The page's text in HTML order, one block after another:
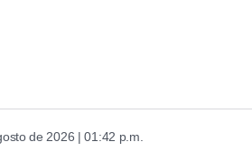
de 2026 | 01:42 p.m.